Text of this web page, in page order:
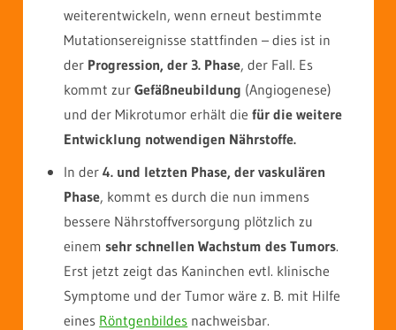
weiterentwickeln, wenn erneut bestimmte
Mutationsereignisse stattfinden – dies ist in
der Progression, der 3. Phase, der Fall. Es
kommt zurGefäßneubildung (Angiogenese)
und der Mikrotumor erhält diefür die weitere
Entwicklung notwendigen Nährstoffe.
In der4. und letzten Phase, der vaskulären
Phase, kommt es durch die nun immens
bessere Nährstoffversorgung plötzlich zu
einemsehr schnellen Wachstum des Tumors.
Erst jetzt zeigt das Kaninchen evtl. klinische
Symptome und der Tumor wäre z. B. mit Hilfe
eines Röntgenbildes nachweisbar.